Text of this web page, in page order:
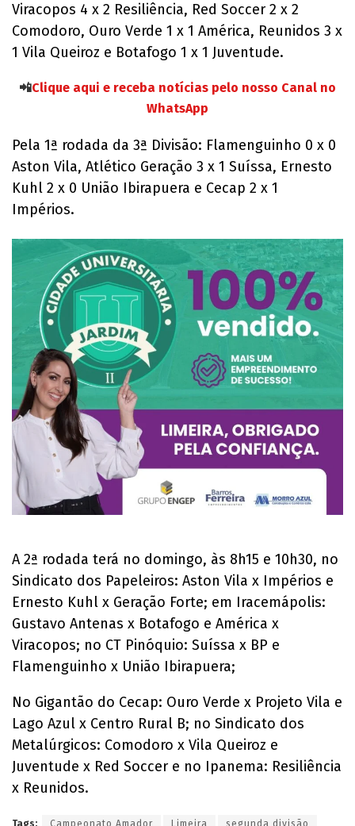
Viracopos 4 x 2 Resiliência, Red Soccer 2 x 2
Comodoro, Ouro Verde 1 x 1 América, Reunidos 3 x
1 Vila Queiroz e Botafogo 1 x 1 Juventude.
📲Clique aqui e receba notícias pelo nosso Canal no
WhatsApp
Pela 1ª rodada da 3ª Divisão: Flamenguinho 0 x 0
Aston Vila, Atlético Geração 3 x 1 Suíssa, Ernesto
Kuhl 2 x 0 União Ibirapuera e Cecap 2 x 1
Impérios.
A 2ª rodada terá no domingo, às 8h15 e 10h30, no
Sindicato dos Papeleiros: Aston Vila x Impérios e
Ernesto Kuhl x Geração Forte; em Iracemápolis:
Gustavo Antenas x Botafogo e América x
Viracopos; no CT Pinóquio: Suíssa x BP e
Flamenguinho x União Ibirapuera;
No Gigantão do Cecap: Ouro Verde x Projeto Vila e
Lago Azul x Centro Rural B; no Sindicato dos
Metalúrgicos: Comodoro x Vila Queiroz e
Juventude x Red Soccer e no Ipanema: Resiliência
x Reunidos.
Tags: Campeonato Amador Limeira segunda divisão